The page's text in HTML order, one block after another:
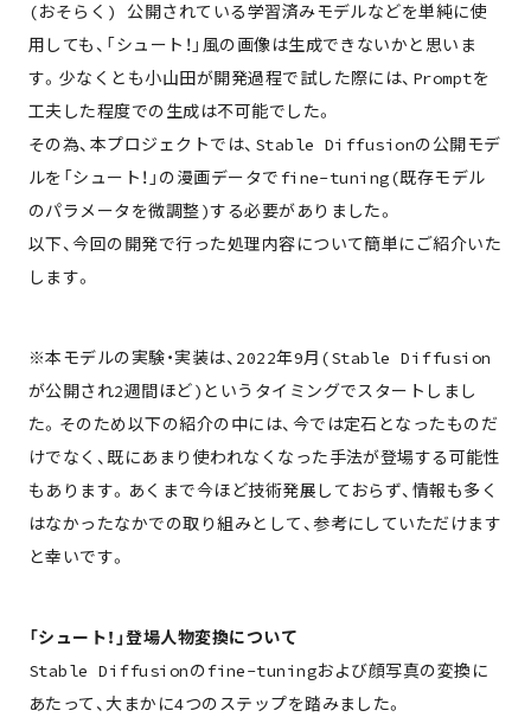
(おそらく) 公開されている学習済みモデルなどを単純に使
用しても、「シュート！」風の画像は生成できないかと思いま
す。少なくとも小山田が開発過程で試した際には、Promptを
工夫した程度での生成は不可能でした。
その為、本プロジェクトでは、Stable Diffusionの公開モデ
ルを「シュート！」の漫画データでfine-tuning(既存モデル
のパラメータを微調整)する必要がありました。
以下、今回の開発で行った処理内容について簡単にご紹介いた
します。
※本モデルの実験・実装は、2022年9月(Stable Diffusion
が公開され2週間ほど)というタイミングでスタートしまし
た。そのため以下の紹介の中には、今では定石となったものだ
けでなく、既にあまり使われなくなった手法が登場する可能性
もあります。あくまで今ほど技術発展しておらず、情報も多く
はなかったなかでの取り組みとして、参考にしていただけます
と幸いです。
「シュート！」登場人物変換について
Stable Diffusionのfine-tuningおよび顔写真の変換に
あたって、大まかに4つのステップを踏みました。